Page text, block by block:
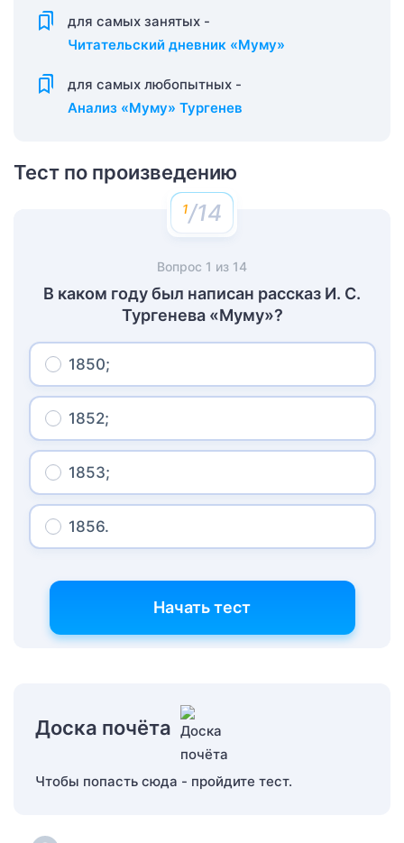
для самых занятых -
Читательский дневник «Муму»
для самых любопытных -
Анализ «Муму» Тургенев
Тест по произведению
/14
Вопрос 1 из 14
В каком году был написан рассказ И. С.
Тургенева «Муму»?
1850;
1852;
1853;
1856.
Начать тест
Доска почёта
Чтобы попасть сюда - пройдите тест.